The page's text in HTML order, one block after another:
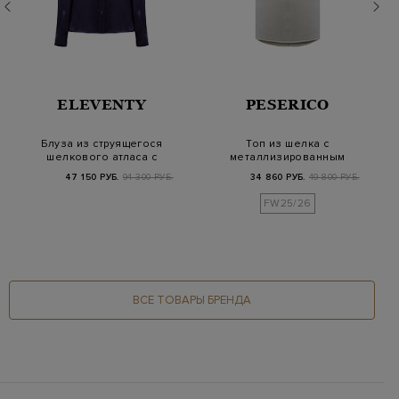
ELEVENTY
Блуза из струящегося
шелкового атласа с
47 150 РУБ. 94 300 РУБ.
PESERICO
Топ из шелка с
металлизированным
цепочкам…
34 860 РУБ. 49 800 РУБ.
FW25/26
ВСЕ ТОВАРЫ БРЕНДА